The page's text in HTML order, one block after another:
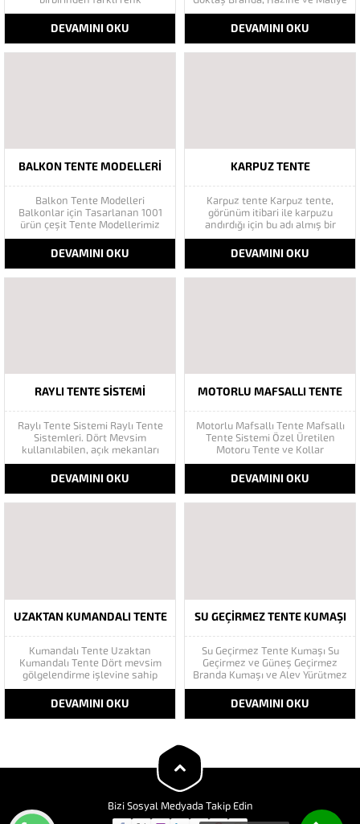
seçenekleri bir tarafını açık
olarak kullanabilirsiniz.2 Adet
mafsallı tente ile oluşan bu
sistemimiz aynı açılma
DEVAMINI OKU
Bakanı tarafından açıklanan
Enflasyonla Topyekün Mücadele
Programı kapsamında tüketiciyi
destekliyor. Mimari modeller
DEVAMINI OKU
BALKON TENTE MODELLERI
Balkon Tente Modelleri
Balkonlar için Tasarlanan 1001
ürün çeşit Tente Modellerimiz
Kesinlikle Su geçirmez tente
kumaşı ve ışık almaz özelliğini
taşır bu sayede sizlerde
istenilen renk ve modellerimizi
DEVAMINI OKU
KARPUZ TENTE
Karpuz tente Karpuz tente,
görünüm itibari ile karpuzu
andırdığı için bu adı almış bir
tente modelidir. Karpuz
tente daha çok cafe, restaurant
gibi alanlarda kullanılsa da,
evlerin pencereleri için
DEVAMINI OKU
RAYLI TENTE SISTEMI
Raylı Tente Sistemi Raylı Tente
Sistemleri. Dört Mevsim
kullanılabilen, açık mekanları
kapalı mekanlara tek tuşla
döndürebilek için geliştirilmiş
son derece kullanışlı bir tente
sistemidir. Her türlü hava
DEVAMINI OKU
MOTORLU MAFSALLI TENTE
Motorlu Mafsallı Tente Mafsallı
Tente Sistemi Özel Üretilen
Motoru Tente ve Kollar
Sayesinde ileri Doğru Açılır ve
Geriye Doğru Toplanır estetik
görünümü sayesinde uygulandığı
alanda görsel bir güzellik kattığı
DEVAMINI OKU
UZAKTAN KUMANDALI TENTE
Kumandalı Tente Uzaktan
Kumandalı Tente Dört mevsim
gölgelendirme işlevine sahip
tenteler Bahçeniz olsun
evlerinizde ya da yöneticiliği
yapmış olduğunuz mekanlarda,
daha ekonomik bir şekilde hem
Tenteler esas olarak iki...
DEVAMINI OKU
SU GEÇIRMEZ TENTE KUMAŞI
Su Geçirmez Tente Kumaşı Su
Geçirmez ve Güneş Geçirmez
Branda Kumaşı ve Alev Yürütmez
Tenteler gerildikleri ortamları
çeşitli dış etkilerden koruyarak
amaca uygun dizayn edilmiş
branda kumaşlarla örtülü
Çadırlar veya organizasyon
DEVAMINI OKU
Bizi Sosyal Medyada Takip Edin